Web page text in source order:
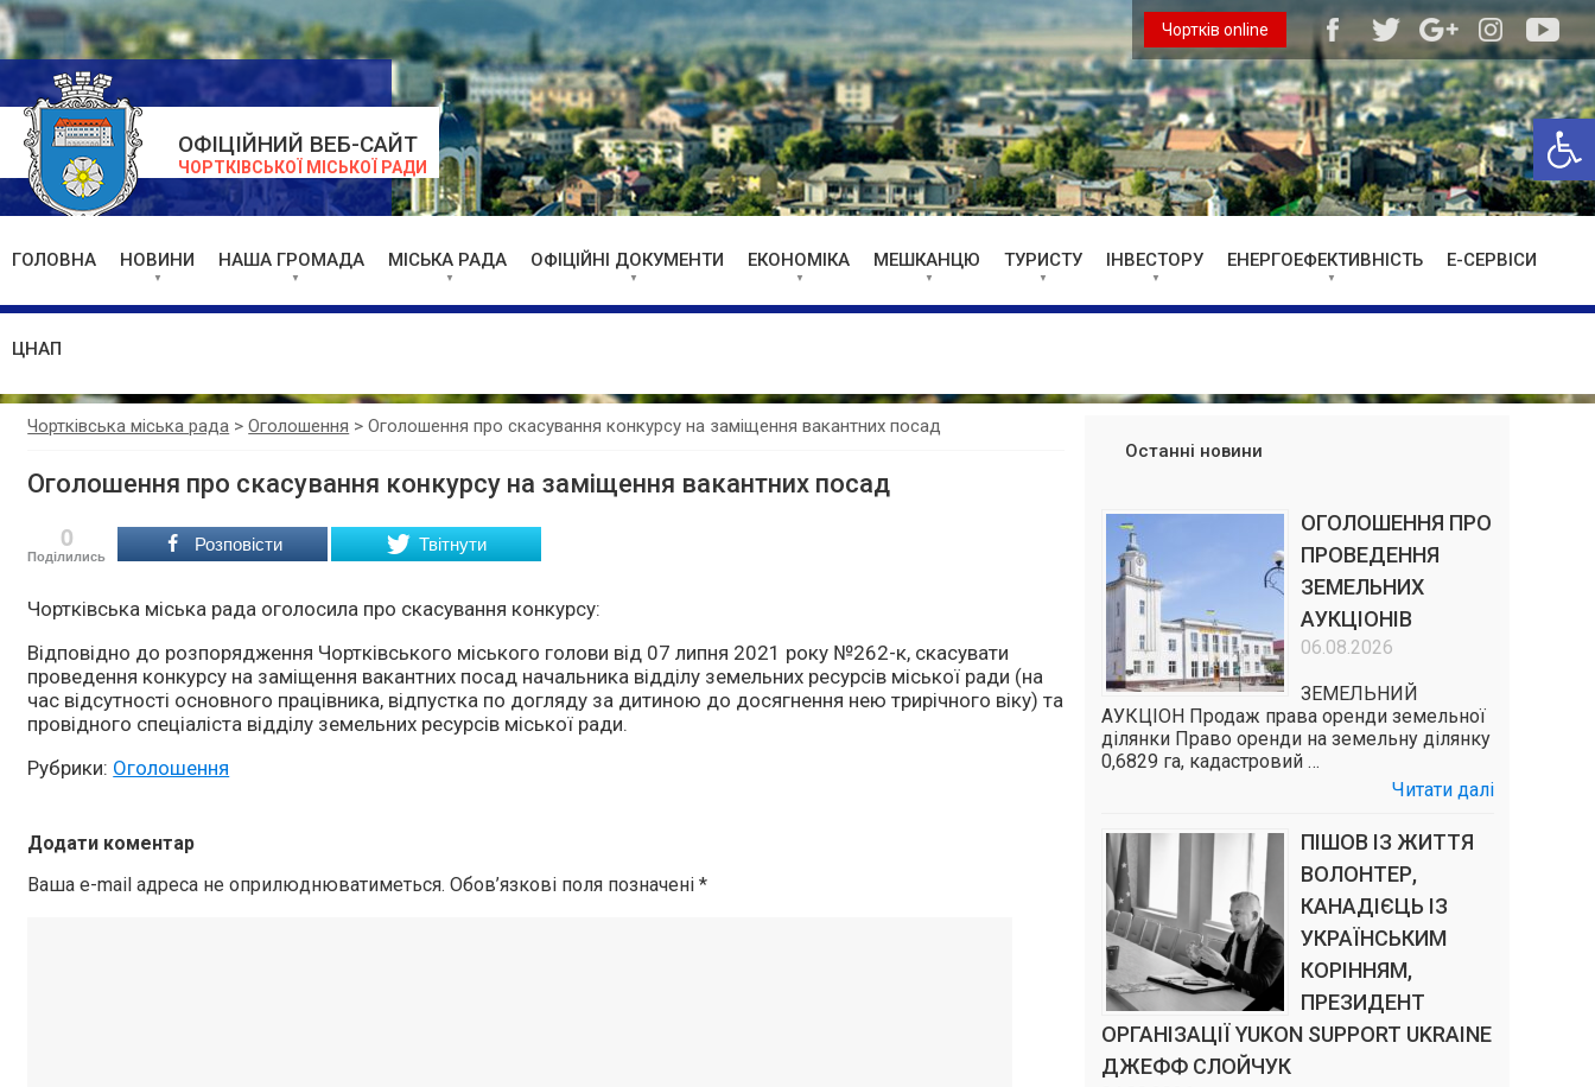
ОФІЦІЙНИЙ ВЕБ-САЙТ
ЧОРТКІВСЬКОЇ МІСЬКОЇ РАДИ
Чортків online
ГОЛОВНА НОВИНИ НАША ГРОМАДА МІСЬКА РАДА ОФІЦІЙНІ ДОКУМЕНТИ ЕКОНОМІКА МЕШКАНЦЮ ТУРИСТУ ІНВЕСТОРУ ЕНЕРГОЕФЕКТИВНІСТЬ Е-СЕРВІСИ
ЦНАП
Чортківська міська рада >Оголошення >Оголошення про скасування конкурсу на заміщення вакантних посад
Оголошення про скасування конкурсу на заміщення вакантних посад
0
Поділились
Розповісти Твітнути
Чортківська міська рада оголосила про скасування конкурсу:
Відповідно до розпорядження Чортківського міського голови від 07 липня 2021 року №262-к, скасувати
проведення конкурсу на заміщення вакантних посад начальника відділу земельних ресурсів міської ради (на
час відсутності основного працівника, відпустка по догляду за дитиною до досягнення нею трирічного віку) та
провідного спеціаліста відділу земельних ресурсів міської ради.
Рубрики: Оголошення
Додати коментар
Ваша e-mail адреса не оприлюднюватиметься. Обов’язкові поля позначені*
Останні новини
ОГОЛОШЕННЯ ПРО
ПРОВЕДЕННЯ
ЗЕМЕЛЬНИХ
АУКЦІОНІВ
06.08.2026
ЗЕМЕЛЬНИЙ
АУКЦІОН Продаж права оренди земельної
ділянки Право оренди на земельну ділянку
0,6829 га, кадастровий …
Читати далі
ПІШОВ ІЗ ЖИТТЯ
ВОЛОНТЕР,
КАНАДІЄЦЬ ІЗ
УКРАЇНСЬКИМ
КОРІННЯМ,
ПРЕЗИДЕНТ
ОРГАНІЗАЦІЇ YUKON SUPPORT UKRAINE
ДЖЕФФ СЛОЙЧУК